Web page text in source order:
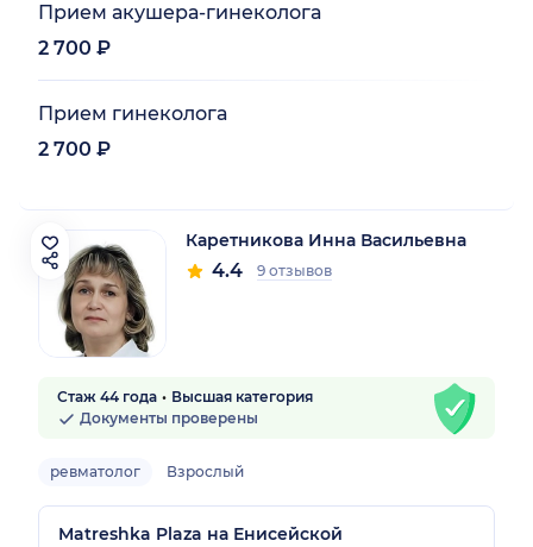
Прием акушера-гинеколога
2 700 ₽
Прием гинеколога
2 700 ₽
Каретникова Инна Васильевна
4.4 9 отзывов
Стаж 44 года
Высшая категория
Документы проверены
ревматолог Взрослый
Matreshka Plaza на Енисейской